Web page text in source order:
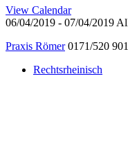
View Calendar
06/04/2019 - 07/04/2019
Praxis Römer0171/520
Rechtsrheinisch